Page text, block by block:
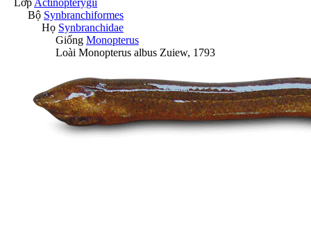
Bộ Synbranchiformes
Họ Synbranchidae
Giống Monopterus
Loài Monopterus albus Zuiew, 1793